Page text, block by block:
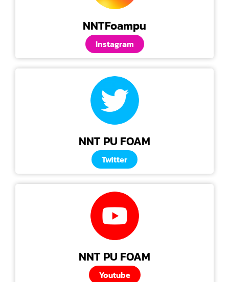
NNTFoampu
Instagram
NNT PU FOAM
Twitter
NNT PU FOAM
Youtube